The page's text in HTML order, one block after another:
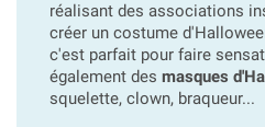
réalisant des associations
créer un costume
c'est parfait pour faire
également des masques
squelette, clown, braqueur...